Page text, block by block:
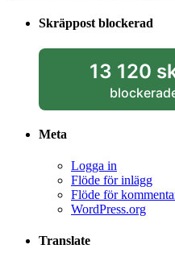
Skräppost blockerad
13 120
Meta
Logga in
Flöde för inlägg
Flöde för
WordPress.org
Translate